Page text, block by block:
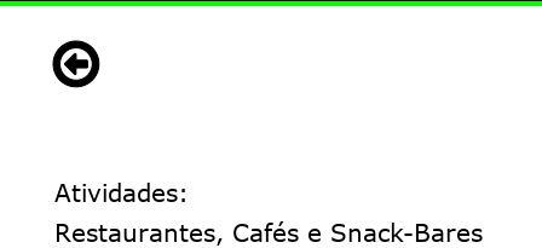
Atividades:
Restaurantes, Cafés e Snack-Bares